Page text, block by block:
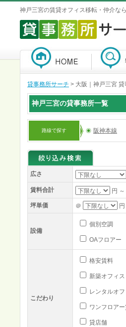
神戸三宮の賃貸オフィス移転・仲介な
貸事務所サーチ > 大阪｜神戸三宮
神戸三宮の貸事務所一覧
路線で探す 阪神本線
広さ
賃料合計 円 ～
坪単価 ＠
設備
個別空調
OAフロアー
こだわり
格安賃料
新築オフィス
レンタルオ
ワンフロア
貸店舗